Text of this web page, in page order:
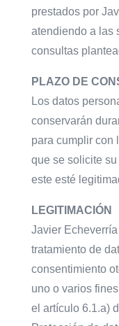
prestados por
atendiendo a las
consultas
PLAZO DE
Los datos
conservarán
para cumplir con
que se solicite
este esté
LEGITIMACIÓN
Javier
tratamiento de
consentimiento
uno o varios
el artículo 6.1.a)